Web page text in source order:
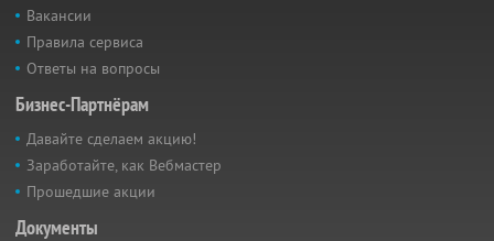
Вакансии
Правила сервиса
Ответы на вопросы
Бизнес-Партнёрам
Давайте сделаем акцию!
Заработайте, как Вебмастер
Прошедшие акции
Документы